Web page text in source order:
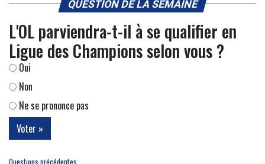
QUESTION DE LA SEMAINE
L'OL parviendra-t-il à se qualifier en
Ligue des Champions selon vous ?
Oui
Non
Ne se prononce pas